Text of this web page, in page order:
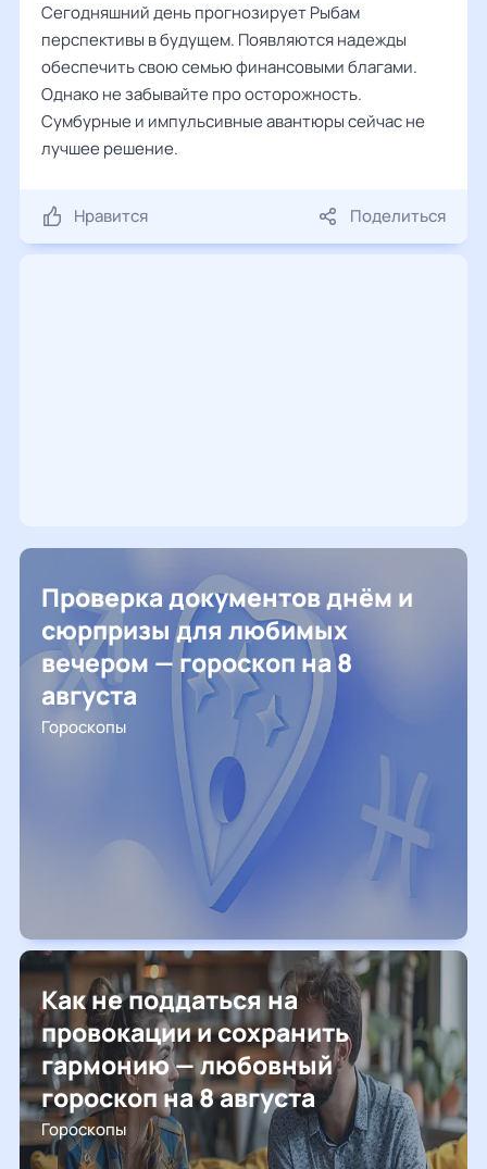
Сегодняшний день прогнозирует Рыбам
перспективы в будущем. Появляются надежды
обеспечить свою семью финансовыми благами.
Однако не забывайте про осторожность.
Сумбурные и импульсивные авантюры сейчас не
лучшее решение.
Нравится Поделиться
Проверка документов днём и
сюрпризы для любимых
вечером — гороскоп на 8
августа
Гороскопы
Как не поддаться на
провокации и сохранить
гармонию — любовный
гороскоп на 8 августа
Гороскопы